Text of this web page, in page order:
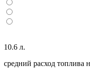
10.6 л.
средний расход топлива